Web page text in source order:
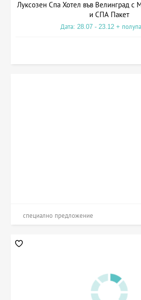
Луксозен Спа Хотел във Велинград с
и СПА Пакет
Дата: 28.07 - 23.12 +
специално предложение